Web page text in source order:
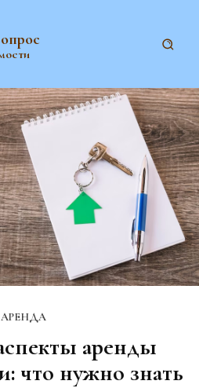
АРЕНДА
аренды
что нужно знать